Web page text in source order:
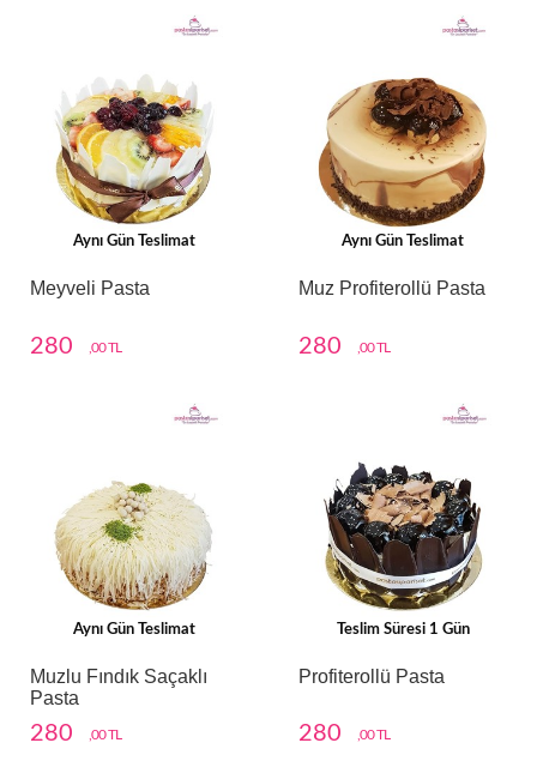
Aynı Gün Teslimat
Meyveli Pasta
280 ,00 TL
Aynı Gün Teslimat
Muz Profiterollü Pasta
280 ,00 TL
Aynı Gün Teslimat
Muzlu Fındık Saçaklı
Pasta
280 ,00 TL
Teslim Süresi 1 Gün
Profiterollü Pasta
280 ,00 TL